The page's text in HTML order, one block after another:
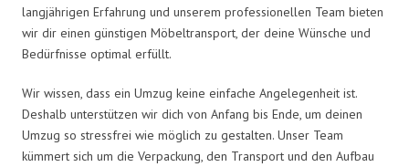
langjährigen Erfahrung und unserem professionellen Team bieten
wir dir einen günstigen Möbeltransport, der deine Wünsche und
Bedürfnisse optimal erfüllt.
Wir wissen, dass ein Umzug keine einfache Angelegenheit ist.
Deshalb unterstützen wir dich von Anfang bis Ende, um deinen
Umzug so stressfrei wie möglich zu gestalten. Unser Team
kümmert sich um die Verpackung, den Transport und den Aufbau